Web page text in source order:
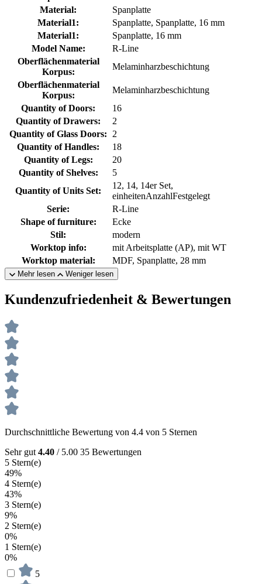
Material:
Spanplatte
Material1:
Spanplatte, Spanplatte, 16 mm
Material1:
Spanplatte, 16 mm
Model Name:
R-Line
Oberflächenmaterial
Korpus:
Melaminharzbeschichtung
Oberflächenmaterial
Korpus:
Melaminharzbeschichtung
Quantity of Doors:
16
Quantity of Drawers:
2
Quantity of Glass Doors:
2
Quantity of Handles:
18
Quantity of Legs:
20
Quantity of Shelves:
5
Quantity of Units Set:
12, 14, 14er Set,
einheitenAnzahlFestgelegt
Serie:
R-Line
Shape of furniture:
Ecke
Stil:
modern
Worktop info:
mit Arbeitsplatte (AP), mit WT
Worktop material:
MDF, Spanplatte, 28 mm
Mehr lesen Weniger lesen
Kundenzufriedenheit & Bewertungen
Durchschnittliche Bewertung von 4.4 von 5 Sternen
Sehr gut 4.40 / 5.00 35 Bewertungen
5 Stern(e)
49%
4 Stern(e)
43%
3 Stern(e)
9%
2 Stern(e)
0%
1 Stern(e)
0%
5